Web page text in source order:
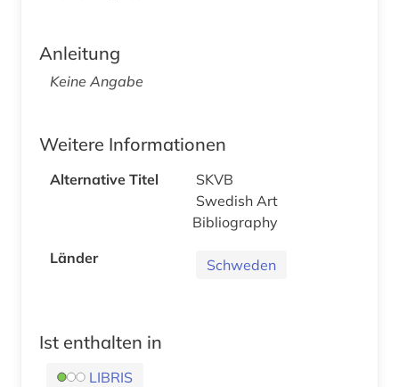
Anleitung
Keine Angabe
Weitere Informationen
Alternative Titel
SKVB
Swedish Art
Bibliography
Länder
Schweden
Ist enthalten in
LIBRIS